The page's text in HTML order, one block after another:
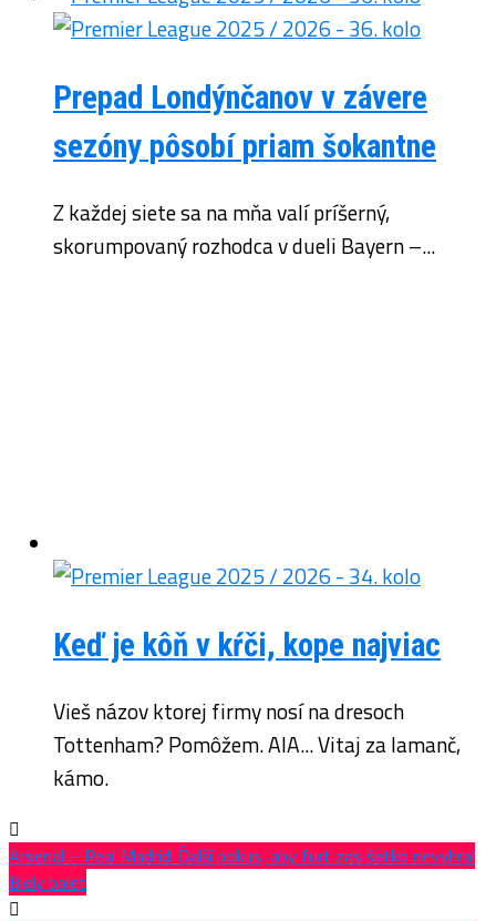
Prepad Londýnčanov v závere
sezóny pôsobí priam šokantne
Z každej siete sa na mňa valí príšerný,
skorumpovaný rozhodca v dueli Bayern –...
Keď je kôň v kŕči, kope najviac
Vieš názov ktorej firmy nosí na dresoch
Tottenham? Pomôžem. AIA... Vitaj za lamanč,
kámo.
Arsenal – Real Madrid: Ďalší pokus, aby furt zas šetko nevyhral
Biely balet